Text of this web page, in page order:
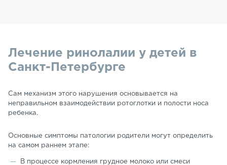
Лечение ринолалии у детей в
Санкт-Петербурге
Сам механизм этого нарушения основывается на
неправильном взаимодействии ротоглотки и полости носа
ребенка.
Основные симптомы патологии родители могут определить
на самом раннем этапе:
В процессе кормления грудное молоко или смеси